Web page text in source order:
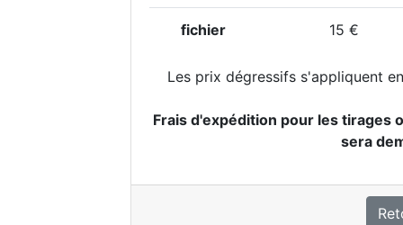
fichier 15 €
Les prix dégressifs s'appliquent
Frais d'expédition pour les tirages
sera